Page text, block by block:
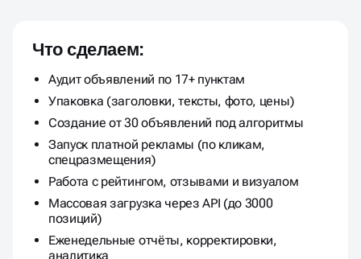
Что сделаем:
Аудит объявлений по 17+ пунктам
Упаковка (заголовки, тексты, фото, цены)
Создание от 30 объявлений под алгоритмы
Запуск платной рекламы (по кликам,
спецразмещения)
Работа с рейтингом, отзывами и визуалом
Массовая загрузка через API (до 3000
позиций)
Еженедельные отчёты, корректировки,
аналитика